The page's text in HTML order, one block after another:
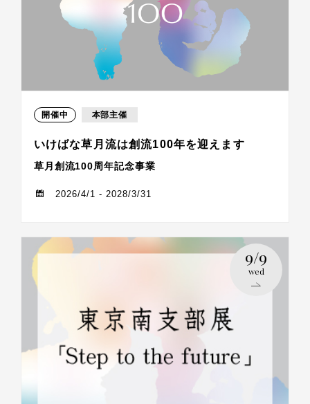
開催中 本部主催
いけばな草月流は創流100年を迎えます
草月創流100周年記念事業
2026/4/1 - 2028/3/31
9/9
wed